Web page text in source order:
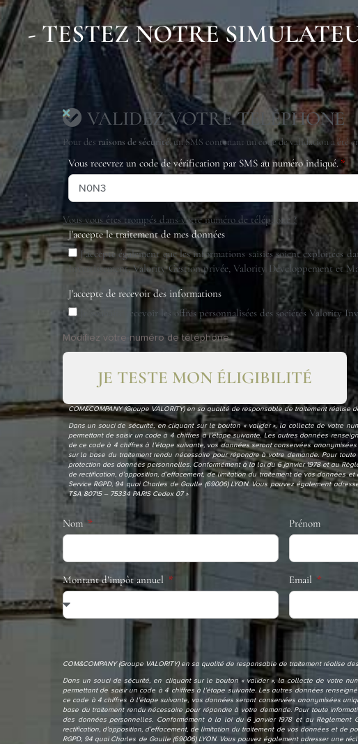
- TESTEZ NOTRE
VALIDEZ VOTRE TÉLÉPHONE
Pour des raisons de sécurité, un SMS contenant un code de validation a été
Vous recevrez un code de vérification par SMS au numéro indiqué.
Vous vous êtes trompés dans votre numéro de téléphone ?
J'accepte le traitement de mes données
J’accepte également que les informations saisies soient exploitées
Investissement, Valority Gestion privée, Valority Développement et
J'accepte de recevoir des informations
Je souhaite recevoir les offres personnalisées des sociétés
Modifiez votre numéro de téléphone
JE TESTE MON ÉLIGIBILITÉ
COM&COMPANY (Groupe VALORITY) en sa qualité de responsable de traitement
Dans un souci de sécurité, en cliquant sur le bouton « valider », la collecte de votre
permettant de saisir un code à 4 chiffres à l’étape suivante. Les autres données
de ce code à 4 chiffres à l’étape suivante, vos données seront conservées
sur la base du traitement rendu nécessaire pour répondre à votre demande. Pour
protection des données personnelles. Conformément à la loi du 6 janvier 1978 et au
de rectification, d’opposition, d’effacement, de limitation du traitement de vos données
Service RGPD, 94 quai Charles de Gaulle (69006) LYON. Vous pouvez également
TSA 80715 – 75334 PARIS Cedex 07 »
Nom Prénom
Montant d’impôt annuel Email
COM&COMPANY (Groupe VALORITY) en sa qualité de responsable de traitement réalise
Dans un souci de sécurité, en cliquant sur le bouton « valider », la collecte de votre
permettant de saisir un code à 4 chiffres à l’étape suivante. Les autres données
ce code à 4 chiffres à l’étape suivante, vos données seront conservées anonymisées
base du traitement rendu nécessaire pour répondre à votre demande. Pour toute
des données personnelles. Conformément à la loi du 6 janvier 1978 et au Règlement
rectification, d’opposition, d’effacement, de limitation du traitement de vos données et de
RGPD, 94 quai Charles de Gaulle (69006) LYON. Vous pouvez également adresser une